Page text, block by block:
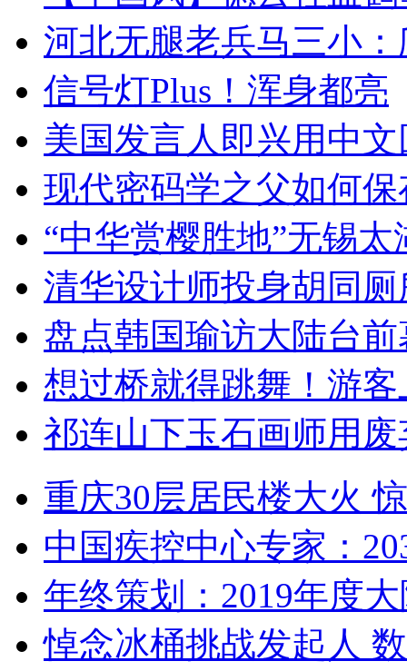
河北无腿老兵马三小
信号灯Plus！浑身都亮
美国发言人即兴用中
现代密码学之父如何
“中华赏樱胜地”无锡
清华设计师投身胡同
盘点韩国瑜访大陆台
想过桥就得跳舞！游客
祁连山下玉石画师用
重庆30层居民楼大火
中国疾控中心专家：
年终策划：2019年度
悼念冰桶挑战发起人